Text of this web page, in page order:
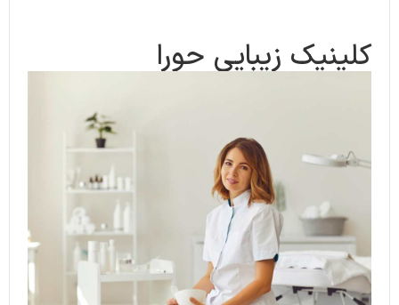
کلینیک زیبایی حورا